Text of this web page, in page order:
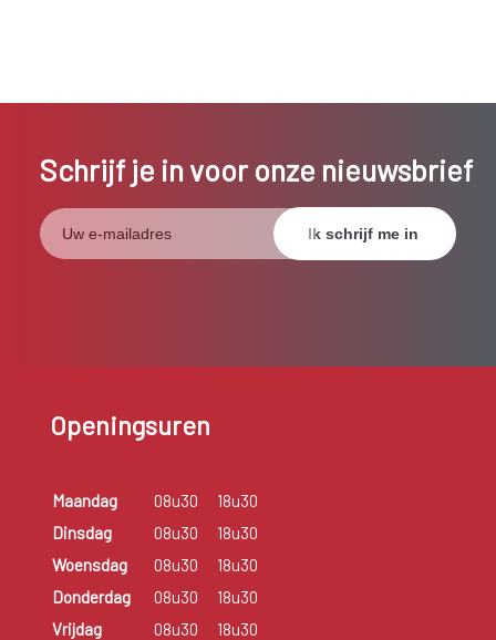
Schrijf je in voor onze nieuwsbrief
Openingsuren
Maandag 08u30
18u30
Dinsdag
08u30
18u30
Woensdag
08u30
18u30
Donderdag
08u30
18u30
Vrijdag
08u30
18u30